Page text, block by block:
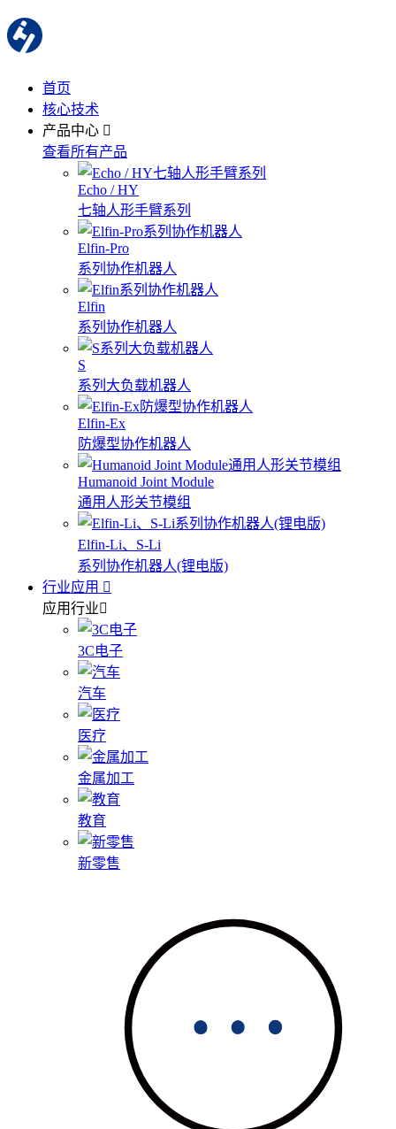
首页
核心技术
产品中心
查看所有产品
Echo / HY
七轴人形手臂系列
Elfin-Pro
系列协作机器人
Elfin
系列协作机器人
S
系列大负载机器人
Elfin-Ex
防爆型协作机器人
Humanoid Joint Module
通用人形关节模组
Elfin-Li、S-Li
系列协作机器人(锂电版)
行业应用
应用行业
3C电子
汽车
医疗
金属加工
教育
新零售